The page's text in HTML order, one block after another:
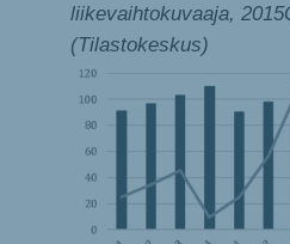
liikevaihtokuvaaja,
(Tilastokeskus)